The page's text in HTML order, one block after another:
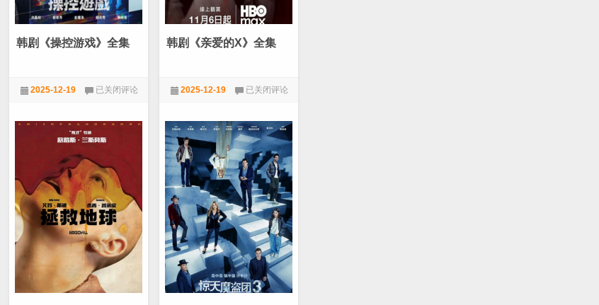
语]
[2160P]
国
悬
韩剧《操控游戏》全集
2025-12-19
剧
控
戏》
集
已关闭评论
韩剧《亲爱的X》全集
2025-12-19
剧
爱
的
X》
全
集
已关闭评论